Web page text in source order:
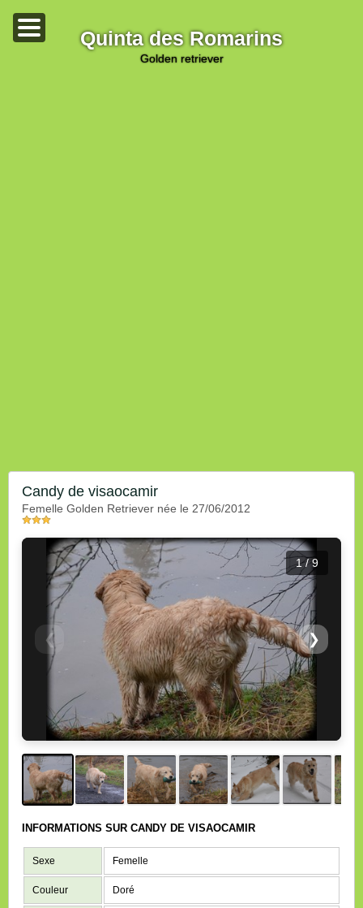
Quinta des Romarins
golden retriever
Candy de visaocamir
femelle Golden Retriever née le 27/06/2012
❮ ❯
1 / 9
INFORMATIONS SUR CANDY DE VISAOCAMIR
Sexe Femelle
Couleur Doré